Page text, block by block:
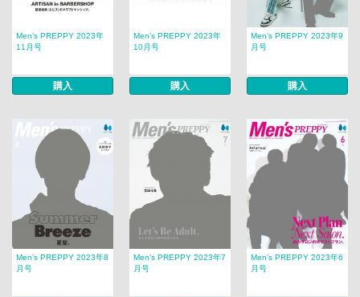
Men’s PREPPY 2023年
11月号
購入
Men’s PREPPY 2023年
10月号
購入
Men’s PREPPY 2023年9
月号
購入
Men’s PREPPY 2023年8
月号
Men’s PREPPY 2023年7
月号
Men’s PREPPY 2023年6
月号